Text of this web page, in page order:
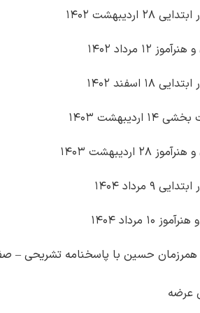
1402
مرداد 1402
اسفند 1402
1403
1403
مرداد 1404
مرداد 1404
حسین با پاسخنامه تشریحی – صفحه 46
عرضه